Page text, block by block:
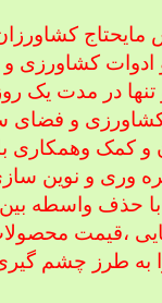
مایحتاج
ادوات کشاورزی
در مدت یک
کشاورزی و
و کمک وهمکاری
وری و نوین
حذف واسطه بین
،قیمت
به طرز چشم